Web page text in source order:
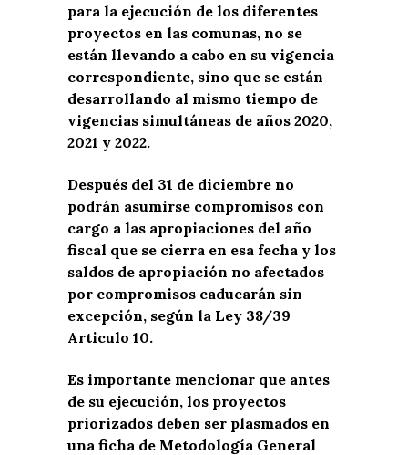
para la ejecución de los diferentes
proyectos en las comunas, no se
están llevando a cabo en su vigencia
correspondiente, sino que se están
desarrollando al mismo tiempo de
vigencias simultáneas de años 2020,
2021 y 2022.
Después del 31 de diciembre no
podrán asumirse compromisos con
cargo a las apropiaciones del año
fiscal que se cierra en esa fecha y los
saldos de apropiación no afectados
por compromisos caducarán sin
excepción, según la Ley 38/39
Articulo 10.
Es importante mencionar que antes
de su ejecución, los proyectos
priorizados deben ser plasmados en
una ficha de Metodología General